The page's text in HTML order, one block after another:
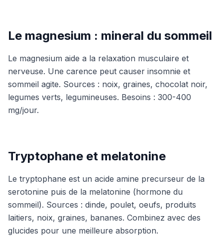
Le magnesium : mineral du sommeil
Le magnesium aide a la relaxation musculaire et
nerveuse. Une carence peut causer insomnie et
sommeil agite. Sources : noix, graines, chocolat noir,
legumes verts, legumineuses. Besoins : 300-400
mg/jour.
Tryptophane et melatonine
Le tryptophane est un acide amine precurseur de la
serotonine puis de la melatonine (hormone du
sommeil). Sources : dinde, poulet, oeufs, produits
laitiers, noix, graines, bananes. Combinez avec des
glucides pour une meilleure absorption.